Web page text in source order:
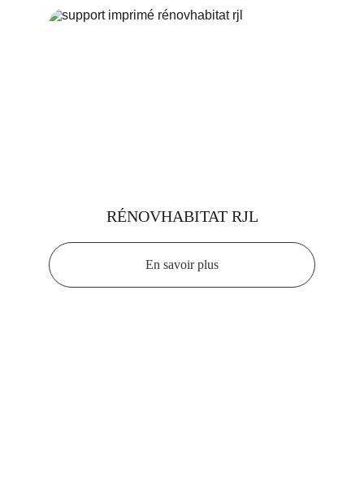
RÉNOVHABITAT RJL
En savoir plus